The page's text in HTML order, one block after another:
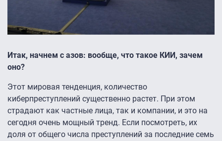
Итак, начнем с азов: вообще, что такое КИИ, зачем
оно?
Этот мировая тенденция, количество
киберпреступлений существенно растет. При этом
страдают как частные лица, так и компании, и это на
сегодня очень мощный тренд. Если посмотреть, их
доля от общего числа преступлений за последние семь